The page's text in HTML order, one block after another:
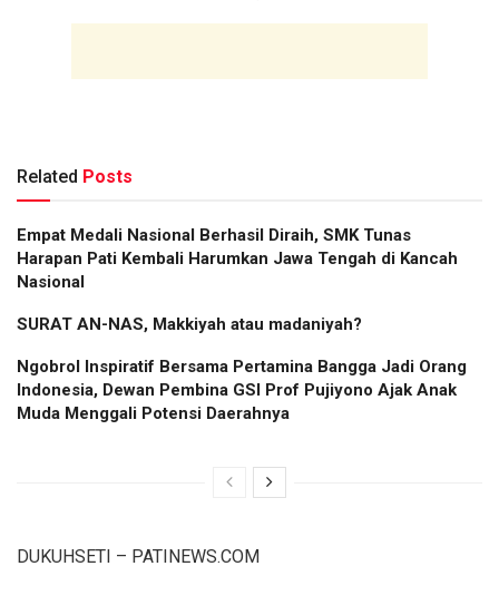
Related Posts
Empat Medali Nasional Berhasil Diraih, SMK Tunas
Harapan Pati Kembali Harumkan Jawa Tengah di Kancah
Nasional
SURAT AN-NAS, Makkiyah atau madaniyah?
Ngobrol Inspiratif Bersama Pertamina Bangga Jadi Orang
Indonesia, Dewan Pembina GSI Prof Pujiyono Ajak Anak
Muda Menggali Potensi Daerahnya
DUKUHSETI – PATINEWS.COM